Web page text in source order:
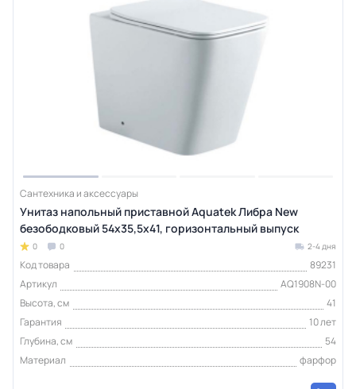
Сантехника и аксессуары
Унитаз напольный приставной Aquatek Либра New
безободковый 54х35,5х41, горизонтальный выпуск
0 0 2-4 дня
Код товара
89231
Артикул
AQ1908N-00
Высота, см
41
Гарантия
10 лет
Глубина, см
54
Материал
фарфор